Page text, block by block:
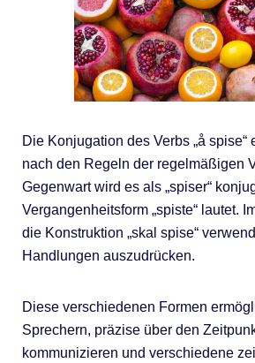
Die Konjugation des Verbs „å spise“
nach den Regeln der regelmäßigen
Gegenwart wird es als „spiser“
Vergangenheitsform „spiste“ lautet.
die Konstruktion „skal spise“
Handlungen auszudrücken.
Diese verschiedenen Formen
Sprechern, präzise über den
kommunizieren und verschiedene